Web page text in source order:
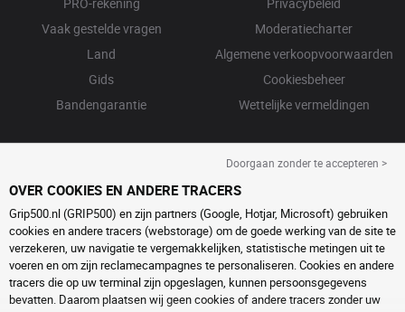
Vaak gestelde vragen
Land
Gids
Bandengarantie
Moderatiecharter
Algemene verkoopvoorwaarden
Cookiesbeheer
Wettelijke vermeldingen
Doorgaan zonder te accepteren >
OVER COOKIES EN ANDERE TRACERS
Grip500.nl (GRIP500) en zijn partners (Google, Hotjar, Microsoft) gebruiken
cookies en andere tracers (webstorage) om de goede werking van de site te
verzekeren, uw navigatie te vergemakkelijken, statistische metingen uit te
voeren en om zijn reclamecampagnes te personaliseren. Cookies en andere
tracers die op uw terminal zijn opgeslagen, kunnen persoonsgegevens
bevatten. Daarom plaatsen wij geen cookies of andere tracers zonder uw